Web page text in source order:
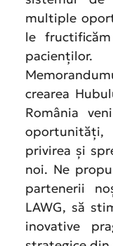
multiple
le
crearea
România
privirea și
noi. Ne
partenerii
LAWG, să
inovative